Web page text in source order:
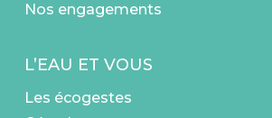
Nos engagements
L’EAU ET VOUS
Les écogestes